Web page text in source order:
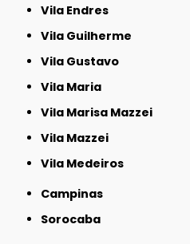
Vila Endres
Vila Guilherme
Vila Gustavo
Vila Maria
Vila Marisa Mazzei
Vila Mazzei
Vila Medeiros
Campinas
Sorocaba